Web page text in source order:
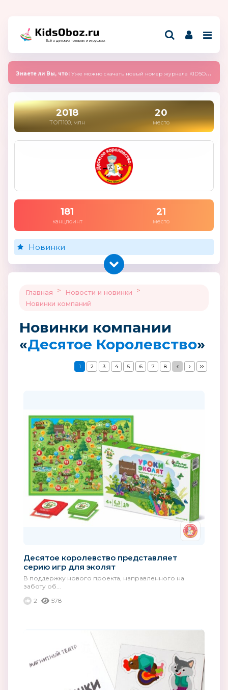
Всё о детских товарах и игрушках
Знаете ли Вы, что: Уже можно скачать новый номер журнала KIDSOBOZ 2025 (сентябрь)
2018
ТОП100, млн
20
место
181
канцпоинт
21
место
Новинки
Главная > Новости и новинки
>
Новинки компаний
Новинки компании
«Десятое Королевство»
1 2 3 4 5 6 7 8
Десятое королевство представляет
серию игр для эколят
В поддержку нового проекта, направленного на
заботу об...
2
578